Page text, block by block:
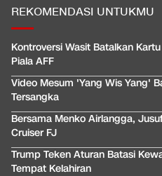
REKOMENDASI UNTUKMU
Kontroversi Wasit Batalkan
Piala AFF
Video Mesum 'Yang Wis Yang'
Tersangka
Bersama Menko Airlangga,
Cruiser FJ
Trump Teken Aturan Batasi
Tempat Kelahiran